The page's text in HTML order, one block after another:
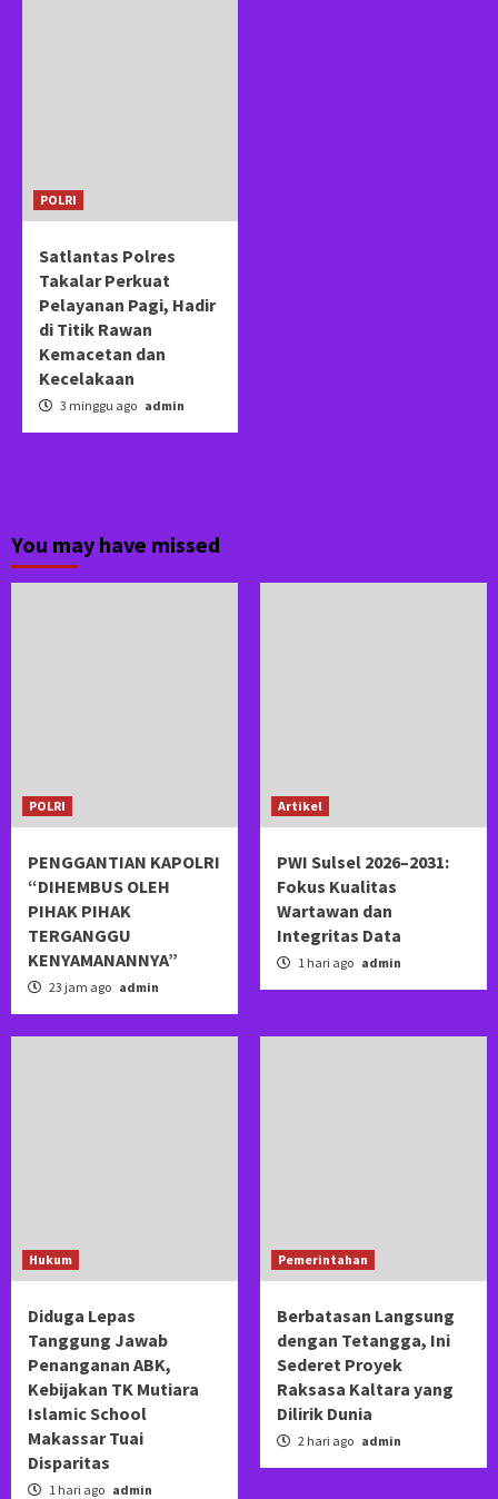
POLRI
Satlantas Polres
Takalar Perkuat
Pelayanan Pagi, Hadir
di Titik Rawan
Kemacetan dan
Kecelakaan
3 minggu ago admin
You may have missed
POLRI
PENGGANTIAN KAPOLRI
“DIHEMBUS OLEH
PIHAK PIHAK
TERGANGGU
KENYAMANANNYA”
23 jam ago admin
Artikel
PWI Sulsel 2026–2031:
Fokus Kualitas
Wartawan dan
Integritas Data
1 hari ago admin
Hukum
Diduga Lepas
Tanggung Jawab
Penanganan ABK,
Kebijakan TK Mutiara
Islamic School
Makassar Tuai
Disparitas
1 hari ago admin
Pemerintahan
Berbatasan Langsung
dengan Tetangga, Ini
Sederet Proyek
Raksasa Kaltara yang
Dilirik Dunia
2 hari ago admin